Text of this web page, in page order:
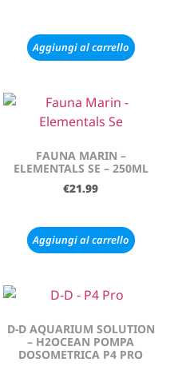
Aggiungi al carrello
FAUNA MARIN –
ELEMENTALS SE – 250ML
€21.99
Aggiungi al carrello
D-D AQUARIUM SOLUTION
– H2OCEAN POMPA
DOSOMETRICA P4 PRO